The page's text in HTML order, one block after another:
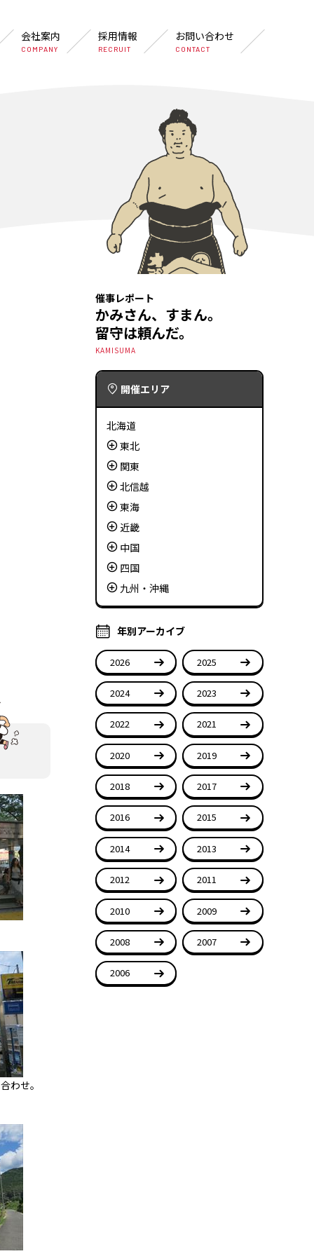
会社案内
COMPANY
採用情報
RECRUIT
お問い合わせ
CONTACT
わせ。
催事レポート
かみさん、すまん。
留守は頼んだ。
KAMISUMA
開催エリア
北海道
東北
関東
北信越
東海
近畿
中国
四国
九州・沖縄
年別アーカイブ
2026 2025
2024 2023
2022 2021
2020 2019
2018 2017
2016 2015
2014 2013
2012 2011
2010 2009
2008 2007
2006